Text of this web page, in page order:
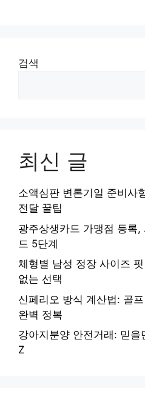
검색
최신 글
소액심판 변론기일 준비사
전달 꿀팁
광주상생카드 가맹점 등록,
드 5단계
체형별 남성 정장 사이즈
없는 선택
신페리오 방식 계산법: 골
완벽 정복
강아지분양 안전거래: 믿
Z